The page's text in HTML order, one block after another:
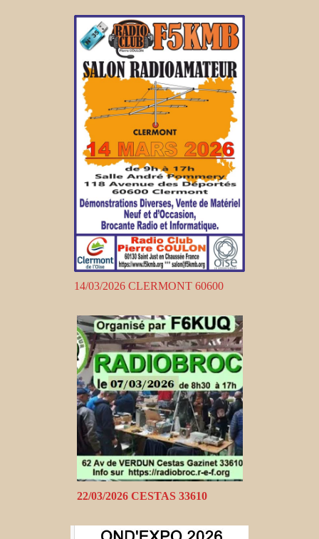
14/03/2026 CLERMONT 60600
22/03/2026 CESTAS 33610